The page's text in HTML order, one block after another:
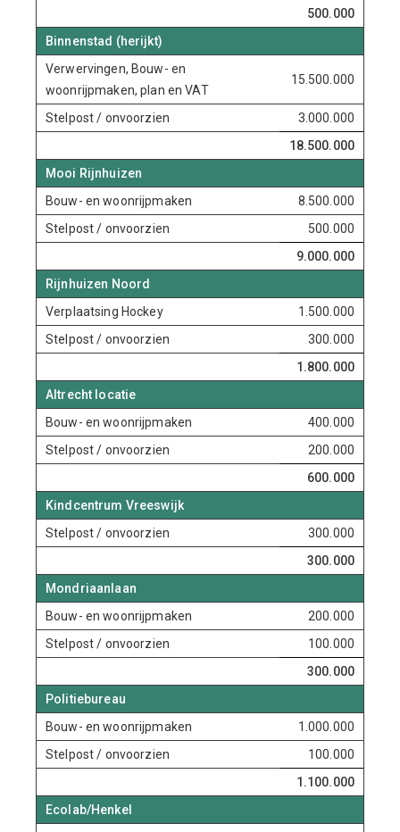
500.000
Binnenstad (herijkt)
Verwervingen, Bouw- en
woonrijpmaken, plan en VAT
15.500.000
Stelpost / onvoorzien
3.000.000
18.500.000
Mooi Rijnhuizen
Bouw- en woonrijpmaken
8.500.000
Stelpost / onvoorzien
500.000
9.000.000
Rijnhuizen Noord
Verplaatsing Hockey
1.500.000
Stelpost / onvoorzien
300.000
1.800.000
Altrecht locatie
Bouw- en woonrijpmaken
400.000
Stelpost / onvoorzien
200.000
600.000
Kindcentrum Vreeswijk
Stelpost / onvoorzien
300.000
300.000
Mondriaanlaan
Bouw- en woonrijpmaken
200.000
Stelpost / onvoorzien
100.000
300.000
Politiebureau
Bouw- en woonrijpmaken
1.000.000
Stelpost / onvoorzien
100.000
1.100.000
Ecolab/Henkel